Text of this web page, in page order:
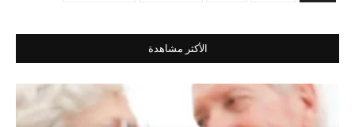
الأكثر مشاهدة